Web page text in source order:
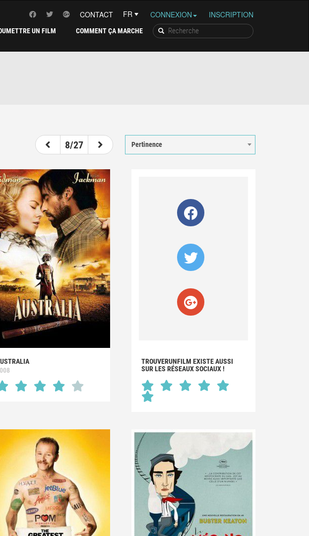
CONNEXION INSCRIPTION
CONTACT
COMMENT ÇA MARCHE
UN FILM
8/27
Pertinence
TROUVERUNFILM EXISTE AUSSI
SUR LES RÉSEAUX SOCIAUX !